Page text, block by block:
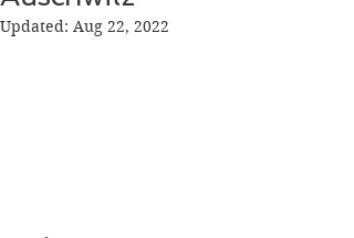
Updated: Aug 22, 2022